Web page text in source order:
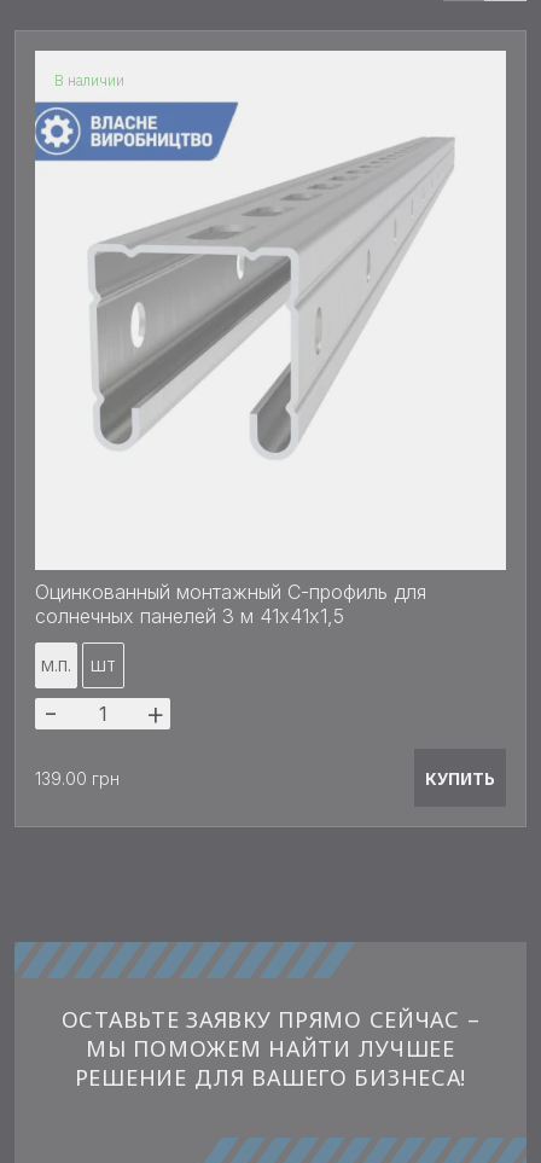
В наличии
Оцинкованный монтажный С-профиль для
солнечных панелей 3 м 41х41x1,5
М.П. ШТ
- +
139.00 грн КУПИТЬ
ОСТАВЬТЕ ЗАЯВКУ ПРЯМО СЕЙЧАС –
МЫ ПОМОЖЕМ НАЙТИ ЛУЧШЕЕ
РЕШЕНИЕ ДЛЯ ВАШЕГО БИЗНЕСА!